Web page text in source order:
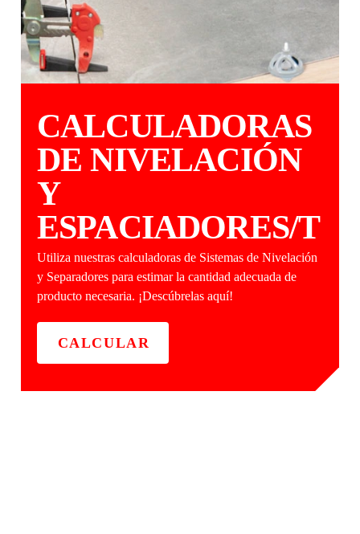
CALCULADORAS
DE NIVELACIÓN
Y
ESPACIADORES/T
Utiliza nuestras calculadoras de Sistemas de Nivelación
y Separadores para estimar la cantidad adecuada de
producto necesaria. ¡Descúbrelas aquí!
CALCULAR